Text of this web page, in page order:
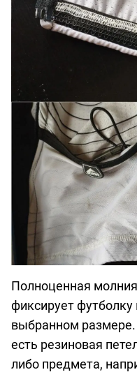
Полноценная
фиксирует футболку
выбранном размере.
есть резиновая
либо предмета,